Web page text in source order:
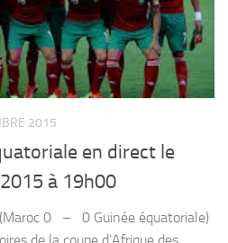
2015
en direct le
à 19h00
0 – 0 Guinée équatoriale)